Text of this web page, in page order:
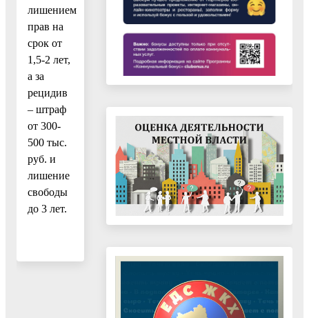
лишением
прав на
срок от
1,5-2 лет,
а за
рецидив
– штраф
от 300-
500 тыс.
руб. и
лишение
свободы
до 3 лет.